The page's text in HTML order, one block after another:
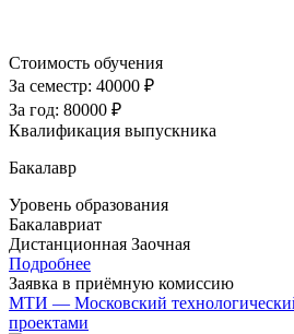
Стоимость обучения
За семестр: 40000 ₽
За год: 80000 ₽
Квалификация выпускника
Бакалавр
Уровень образования
Бакалавриат
Дистанционная Заочная
Подробнее
Заявка в приёмную комиссию
МТИ — Московский
проектами